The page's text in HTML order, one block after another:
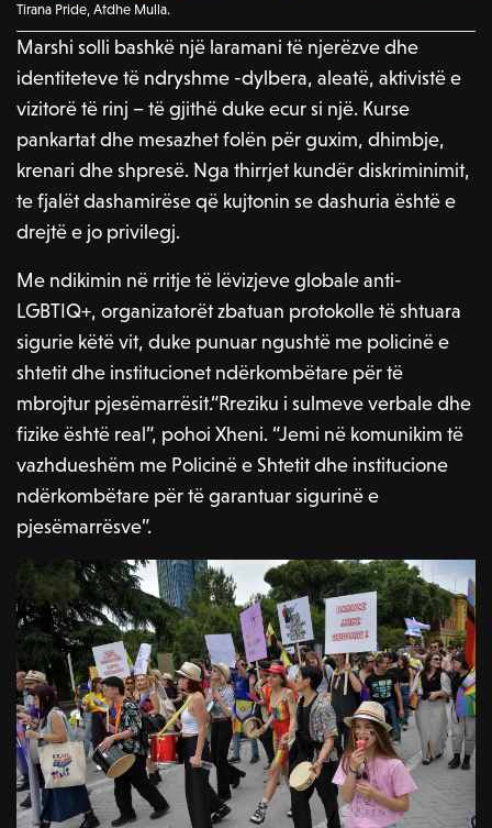
Tirana Pride, Atdhe Mulla.
Marshi solli bashkë një laramani të njerëzve dhe
identiteteve të ndryshme -dylbera, aleatë, aktivistë e
vizitorë të rinj – të gjithë duke ecur si një. Kurse
pankartat dhe mesazhet folën për guxim, dhimbje,
krenari dhe shpresë. Nga thirrjet kundër diskriminimit,
te fjalët dashamirëse që kujtonin se dashuria është e
drejtë e jo privilegj.
Me ndikimin në rritje të lëvizjeve globale anti-
LGBTIQ+, organizatorët zbatuan protokolle të shtuara
sigurie këtë vit, duke punuar ngushtë me policinë e
shtetit dhe institucionet ndërkombëtare për të
mbrojtur pjesëmarrësit.“Rreziku i sulmeve verbale dhe
fizike është real”, pohoi Xheni. “Jemi në komunikim të
vazhdueshëm me Policinë e Shtetit dhe institucione
ndërkombëtare për të garantuar sigurinë e
pjesëmarrësve”.